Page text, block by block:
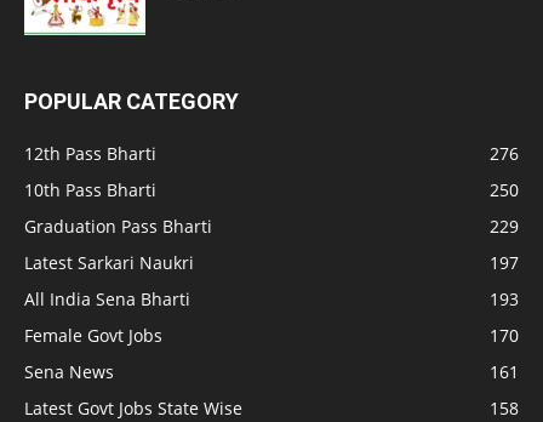
POPULAR CATEGORY
12th Pass Bharti
276
10th Pass Bharti
250
Graduation Pass Bharti
229
Latest Sarkari Naukri
197
All India Sena Bharti
193
Female Govt Jobs
170
Sena News
161
Latest Govt Jobs State Wise
158